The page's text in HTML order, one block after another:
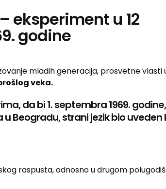
eksperiment u 12
godine
mladih generacija, prosvetne vlasti
veka.
da bi 1. septembra 1969.
Beogradu, strani jezik bio uveden
raspusta, odnosno u drugom